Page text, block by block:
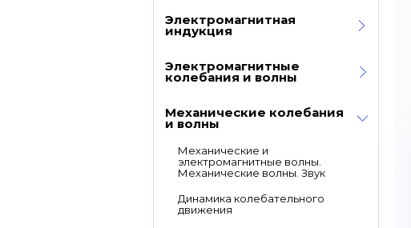
Электромагнитная
индукция
Электромагнитные
колебания и волны
Механические колебания
и волны
Механические и
электромагнитные волны.
Механические волны. Звук
Динамика колебательного
движения